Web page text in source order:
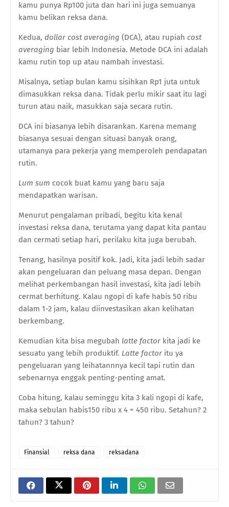
kamu punya Rp100 juta dan hari ini juga semuanya
kamu belikan reksa dana.
Kedua, dollar cost averaging (DCA), atau rupiah cost
averaging biar lebih Indonesia. Metode DCA ini adalah
kamu rutin top up atau nambah investasi.
Misalnya, setiap bulan kamu sisihkan Rp1 juta untuk
dimasukkan reksa dana. Tidak perlu mikir saat itu lagi
turun atau naik, masukkan saja secara rutin.
DCA ini biasanya lebih disarankan. Karena memang
biasanya sesuai dengan situasi banyak orang,
utamanya para pekerja yang memperoleh pendapatan
rutin.
Lum sum cocok buat kamu yang baru saja
mendapatkan warisan.
Menurut pengalaman pribadi, begitu kita kenal
investasi reksa dana, terutama yang dapat kita pantau
dan cermati setiap hari, perilaku kita juga berubah.
Tenang, hasilnya positif kok. Jadi, kita jadi lebih sadar
akan pengeluaran dan peluang masa depan. Dengan
melihat perkembangan hasil investasi, kita jadi lebih
cermat berhitung. Kalau ngopi di kafe habis 50 ribu
dalam 1-2 jam, kalau diinvestasikan akan kelihatan
berkembang.
Kemudian kita bisa megubah latte factor kita jadi ke
sesuatu yang lebih produktif. Latte factor itu ya
pengeluaran yang leihatannnya kecil tapi rutin dan
sebenarnya enggak penting-penting amat.
Coba hitung, kalau seminggu kita 3 kali ngopi di kafe,
maka sebulan habis150 ribu x 4 = 450 ribu. Setahun? 2
tahun? 3 tahun?
Finansial reksa dana reksadana